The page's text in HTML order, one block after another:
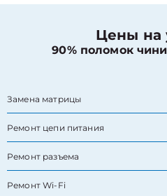
Цены на
90% поломок
Замена матрицы
Ремонт цепи питания
Ремонт разъема
Ремонт Wi-Fi